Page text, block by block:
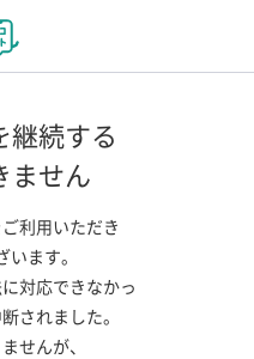
継続する
ません
利用いただき
ます。
対応できなかっ
されました。
せんが、